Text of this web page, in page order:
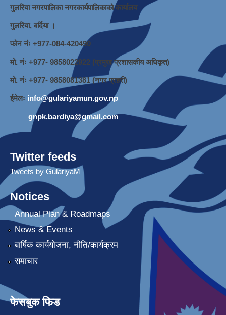
गुलरिया नगरपालिका नगरकार्यपालिकाको कार्यालय
गुलरिया, बर्दिया ।
फोन नंः ‌+977-084-420490
मो. नंः +977- 9858022922 (प्रमुख प्रशासकीय अधिकृत)
मो. नंः +977- 9858081381 (नगर प्रहरी)
ईमेलः info@gulariyamun.gov.np
gnpk.bardiya@gmail.com
Twitter feeds
Tweets by GulariyaM
Notices
Annual Plan & Roadmaps
News & Events
बार्षिक कार्ययोजना, नीति/कार्यक्रम
समाचार
फेसबुक फिड